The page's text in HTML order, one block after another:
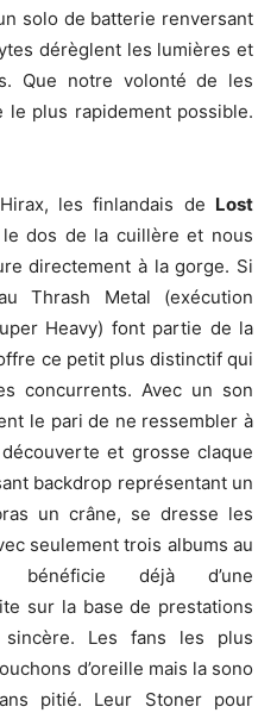
solo de batterie renversant
dérèglent les lumières et
Que notre volonté de les
le plus rapidement possible.
les finlandais de Lost
le dos de la cuillère et nous
directement à la gorge. Si
Thrash Metal (exécution
Heavy) font partie de la
ce petit plus distinctif qui
concurrents. Avec un son
le pari de ne ressembler à
et grosse claque
backdrop représentant un
un crâne, se dresse les
seulement trois albums au
déjà d’une
sur la base de prestations
sincère. Les fans les plus
d’oreille mais la sono
pitié. Leur Stoner pour